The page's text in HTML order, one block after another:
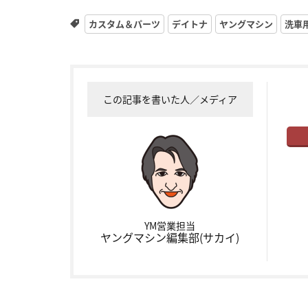
カスタム＆パーツ デイトナ ヤングマシン 洗車
この記事を書いた人／メディア
YM営業担当
ヤングマシン編集部(サカイ)